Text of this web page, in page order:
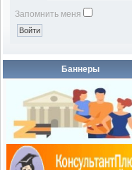
Запомнить меня
Баннеры